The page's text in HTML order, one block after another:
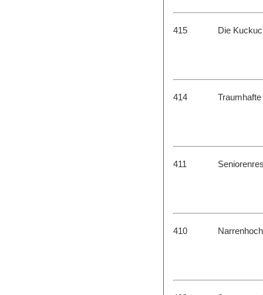
415 Die
414
411
410